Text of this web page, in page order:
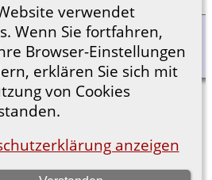
verwendet
Wenn Sie fortfahren,
Browser-Einstellungen
erklären Sie sich mit
von Cookies
anzeigen
Generation of Genealogy Sitebuildingv. 15.0.1,
Darrin Lythgoe © 2001-2026.